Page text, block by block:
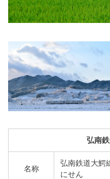
弘南
名称
弘南鉄道大鰐
にせん